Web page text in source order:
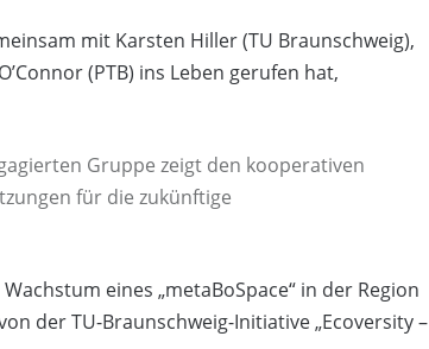
mit Karsten Hiller (TU Braunschweig),
(PTB) ins Leben gerufen hat,
Gruppe zeigt den kooperativen
für die zukünftige
eines „metaBoSpace“ in der Region
der TU-Braunschweig-Initiative „Ecoversity –